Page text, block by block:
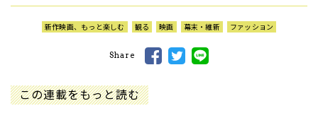
新作映画、もっと楽しむ 観る 映画 幕末・維新 ファッション
Share
この連載をもっと読む